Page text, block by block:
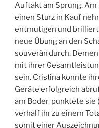
Auftakt am Sprung.
einen Sturz in Kauf
entmutigen und
neue Übung an den
souverän durch.
mit ihrer
sein. Cristina konnte
Geräte erfolgreich
am Boden punktete sie
verhalf ihr zu einem
somit einer